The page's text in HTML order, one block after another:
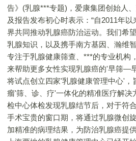
告》(乳腺***专题)，爱康集团创始人
及报告发布初心时表示：“自2011年
界共同推动乳腺癌防治运动。我们希
乳腺知识，以及携手南方基因、瀚维
专注于乳腺健康筛查、***的专业机构
来帮助更多女性实现乳腺癌的'早筛—
将试点创立四家'乳腺健康管理中心'，
瘤'筛、诊、疗'一体化的精准医疗解决
检中心体检发现乳腺结节后，对于符
手术宝贵的窗口期，将通过乳腺微创
加精准的病理结果，为防治乳腺癌提